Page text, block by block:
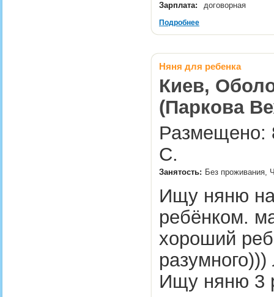
Зарплата: договорная
Подробнее
Няня для ребенка
Киев,
(Паркова
Размещено:
С.
Занятость: Без проживания,
Ищу няню на
ребёнком.
хороший
Ищу няню 3